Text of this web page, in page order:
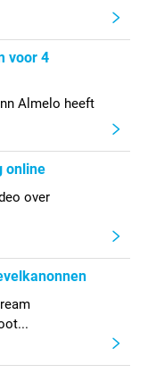
voor 4
Almelo heeft
online
over